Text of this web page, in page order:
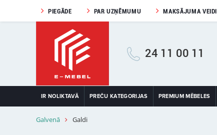
PIEGĀDE PAR UZŅĒMUMU MAKSĀJUMA VEIDI
24 11 00 11
IR NOLIKTAVĀ PREČU KATEGORIJAS PREMIUM MĒBELES
Galvenā Galdi